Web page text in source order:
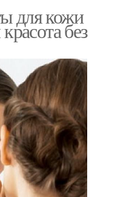
для кожи
без